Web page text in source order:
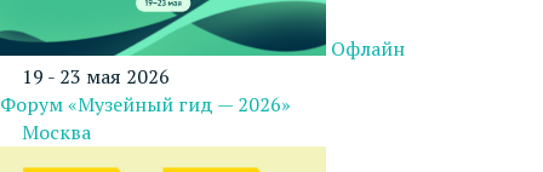
Офлайн
19 - 23 мая 2026
Форум «Музейный гид — 2026»
Москва